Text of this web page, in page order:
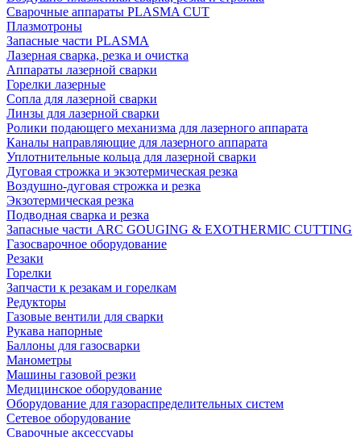
Сварочные аппараты PLASMA CUT
Плазмотроны
Запасные части PLASMA
Лазерная сварка, резка и очистка
Аппараты лазерной сварки
Горелки лазерные
Сопла для лазерной сварки
Линзы для лазерной сварки
Ролики подающего механизма для лазерного аппарата
Каналы направляющие для лазерного аппарата
Уплотнительные кольца для лазерной сварки
Дуговая строжка и экзотермическая резка
Воздушно-дуговая строжка и резка
Экзотермическая резка
Подводная сварка и резка
Запасные части ARC GOUGING & EXOTHERMIC CUTTING
Газосварочное оборудование
Резаки
Горелки
Запчасти к резакам и горелкам
Редукторы
Газовые вентили для сварки
Рукава напорные
Баллоны для газосварки
Манометры
Машины газовой резки
Медицинское оборудование
Оборудование для газораспределительных систем
Сетевое оборудование
Сварочные аксессуары